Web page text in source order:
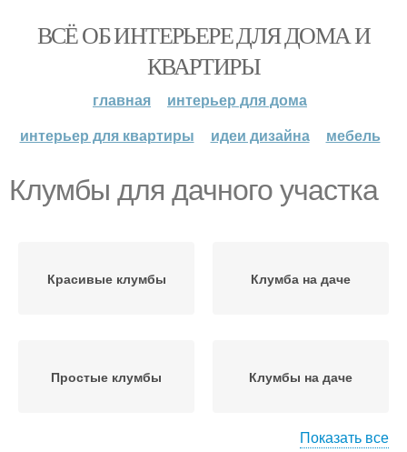
ВСЁ ОБ ИНТЕРЬЕРЕ ДЛЯ ДОМА И
КВАРТИРЫ
главная
интерьер для дома
интерьер для квартиры
идеи дизайна мебель
Клумбы для дачного участка
Красивые клумбы Клумба на даче
Простые клумбы Клумбы на даче
Показать все